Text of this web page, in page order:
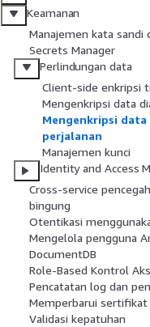
Keamanan
Manajemen kata sandi
Secrets Manager
Perlindungan data
Client-side enkripsi
Mengenkripsi data
Mengenkripsi data
perjalanan
Manajemen kunci
Identity and Access
Cross-service
bingung
Otentikasi
Mengelola pengguna
DocumentDB
Role-Based Kontrol
Pencatatan log dan
Memperbarui sertifikat
Validasi kepatuhan